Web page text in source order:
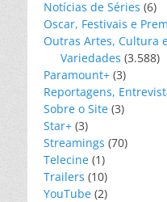
Notícias de Séries (6)
Oscar, Festivais e
Outras Artes, Cultura
Variedades (3.588)
Paramount+ (3)
Reportagens,
Sobre o Site (3)
Star+ (3)
Streamings (70)
Telecine (1)
Trailers (10)
YouTube (2)